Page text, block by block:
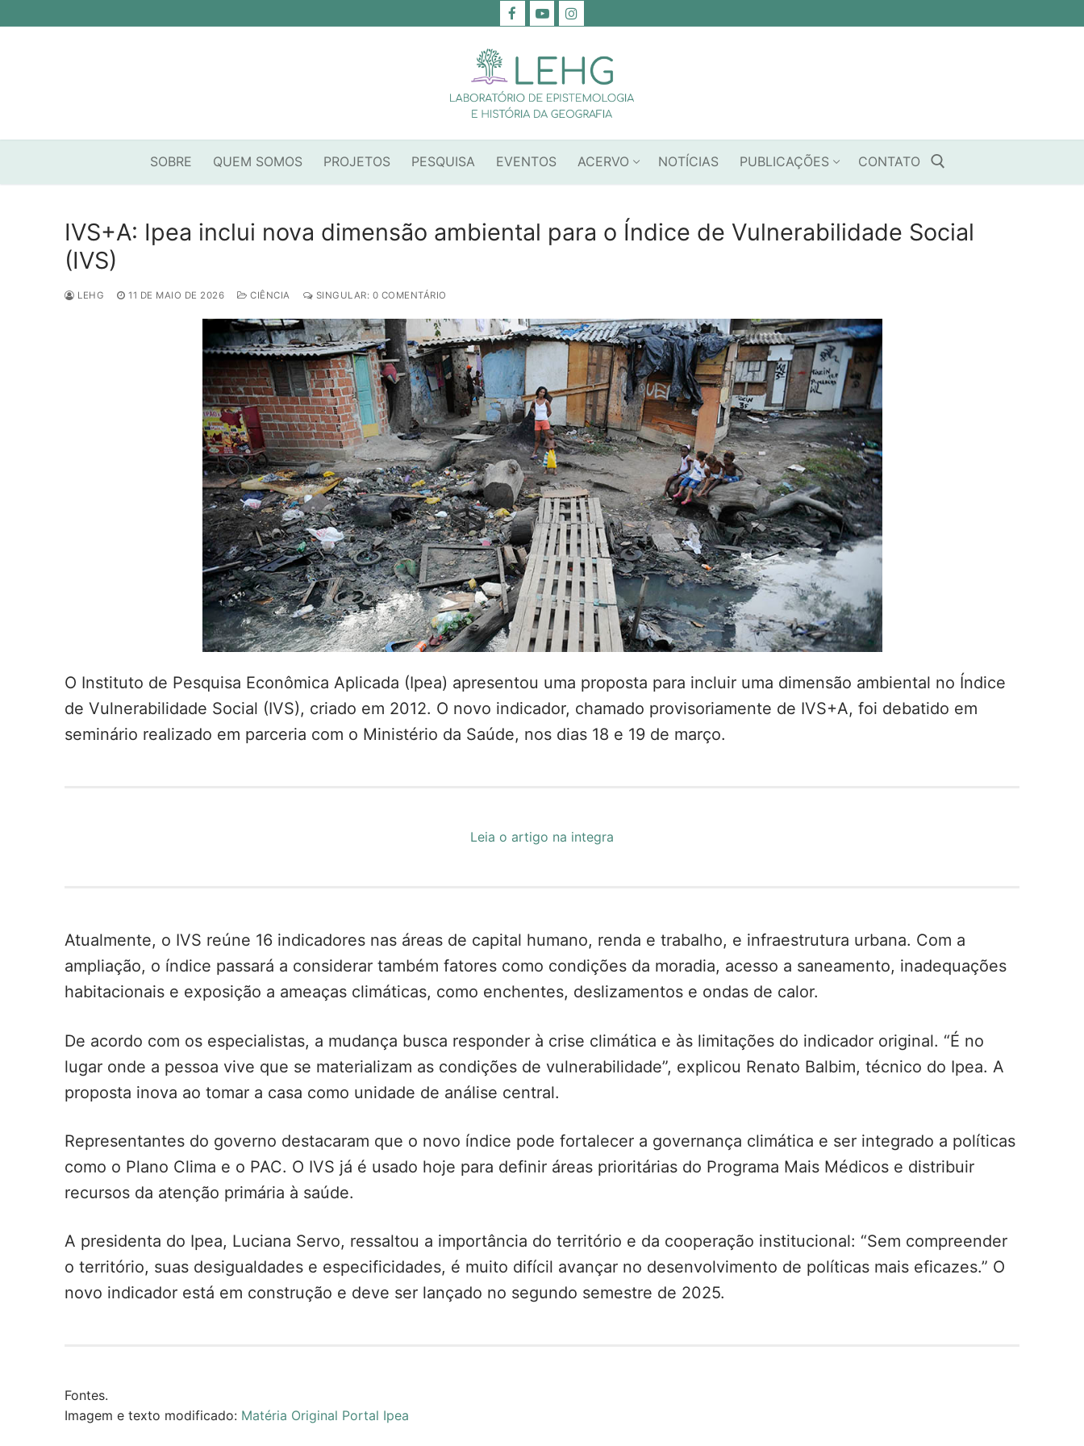
para
SOBRE QUEM SOMOS PROJETOS PESQUISA EVENTOS ACERVO NOTÍCIAS PUBLICAÇÕES CONTATO
Pesquisar por:
IVS+A: Ipea inclui nova dimensão ambiental para o Índice de Vulnerabilidade Social
(IVS)
LEHG 11 DE MAIO DE 2026 CIÊNCIA SINGULAR: 0 COMENTÁRIO
O Instituto de Pesquisa Econômica Aplicada (Ipea) apresentou uma proposta para incluir uma dimensão ambiental no Índice
de Vulnerabilidade Social (IVS), criado em 2012. O novo indicador, chamado provisoriamente de IVS+A, foi debatido em
seminário realizado em parceria com o Ministério da Saúde, nos dias 18 e 19 de março.
Leia o artigo na integra
Atualmente, o IVS reúne 16 indicadores nas áreas de capital humano, renda e trabalho, e infraestrutura urbana. Com a
ampliação, o índice passará a considerar também fatores como condições da moradia, acesso a saneamento, inadequações
habitacionais e exposição a ameaças climáticas, como enchentes, deslizamentos e ondas de calor.
De acordo com os especialistas, a mudança busca responder à crise climática e às limitações do indicador original. “É no
lugar onde a pessoa vive que se materializam as condições de vulnerabilidade”, explicou Renato Balbim, técnico do Ipea. A
proposta inova ao tomar a casa como unidade de análise central.
Representantes do governo destacaram que o novo índice pode fortalecer a governança climática e ser integrado a políticas
como o Plano Clima e o PAC. O IVS já é usado hoje para definir áreas prioritárias do Programa Mais Médicos e distribuir
recursos da atenção primária à saúde.
A presidenta do Ipea, Luciana Servo, ressaltou a importância do território e da cooperação institucional: “Sem compreender
o território, suas desigualdades e especificidades, é muito difícil avançar no desenvolvimento de políticas mais eficazes.” O
novo indicador está em construção e deve ser lançado no segundo semestre de 2025.
Fontes.
Imagem e texto modificado: Matéria Original Portal Ipea